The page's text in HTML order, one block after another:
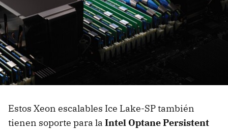
Estos Xeon escalables Ice Lake-SP también
tienen soporte para la Intel Optane Persistent